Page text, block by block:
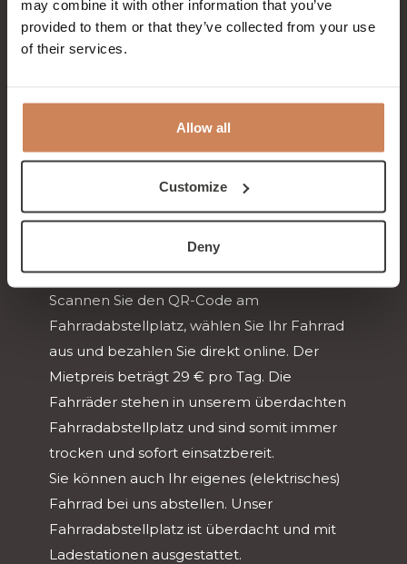
may combine it with other information that you’ve
provided to them or that they’ve collected from your use
of their services.
Allow all
Customize
Deny
Entdecken Sie die Umgebung
mit dem Fahrrad
Machen Sie Ihren Aufenthalt am Meer
die Dünen, Wälder und zum Strand. Im
Badhotel Rockanje können Sie ganz einfach
ein Fahrrad über unser Click & Rent-System
mieten.
Scannen Sie den QR-Code am
Fahrradabstellplatz, wählen Sie Ihr Fahrrad
aus und bezahlen Sie direkt online. Der
Mietpreis beträgt 29 € pro Tag. Die
Fahrräder stehen in unserem überdachten
Fahrradabstellplatz und sind somit immer
trocken und sofort einsatzbereit.
Sie können auch Ihr eigenes (elektrisches)
Fahrrad bei uns abstellen. Unser
Fahrradabstellplatz ist überdacht und mit
Ladestationen ausgestattet.